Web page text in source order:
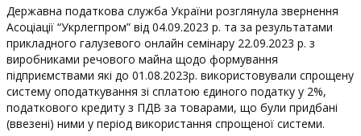
Державна податкова служба України розглянула звернення
Асоціації “Укрлегпром” від 04.09.2023 р. та за результатами
прикладного галузевого онлайн семінару 22.09.2023 р. з
виробниками речового майна щодо формування
підприємствами які до 01.08.2023р. використовували спрощену
систему оподаткування зі сплатою єдиного податку у 2%,
податкового кредиту з ПДВ за товарами, що були придбані
(ввезені) ними у період використання спрощеної системи.